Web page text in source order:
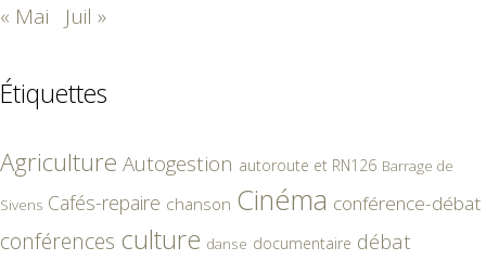
« Mai Juil »
Étiquettes
Agriculture Autogestion autoroute et RN126 Barrage de
Sivens Cafés-repaire chanson Cinéma conférence-débat
conférences culture danse documentaire débat